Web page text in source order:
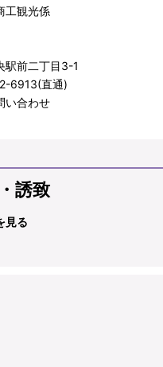
観光係
駅前二丁目3-1
6913(直通)
い合わせ
誘致
見る